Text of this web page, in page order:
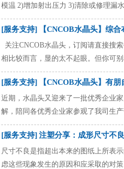
模温 2)增加射出压力 3)清除或修理漏
料量 C 增加模温 6)A 增加唧柱温度.
[服务支持] 【CNCOB水晶头】综
关注CNCOB水晶头，订阅请直接搜
相比较而言，显的太不起眼。但你可
不加以注意，那么在网络建成后，轻
和大家一起来了解一下如何选购到
[服务支持] 【CNCOB水晶头】有
近期，水晶头又迎来了一批优秀企业
解，陪同各优秀企业家参观了我司生
文化建设等方面内容进行了交流，发
我司各生产部门，今年我司各部门在
客户。 在客户
[服务支持] 注塑分享：成形尺寸不
尺寸不良是指超出本来的图纸上所表
虑这些现象发生的原因和应采取的对